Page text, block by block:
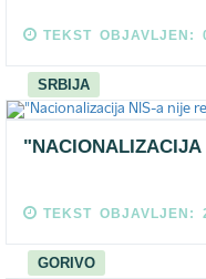
TEKST OBJAVLJEN:
SRBIJA
TEKST OBJAVLJEN:
GORIVO